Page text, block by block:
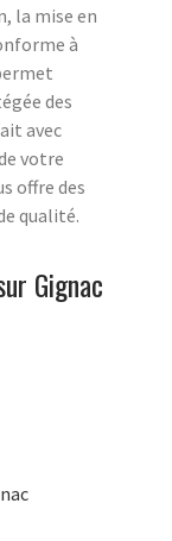
la mise en
à
des
avec
votre
offre des
qualité.
Gignac